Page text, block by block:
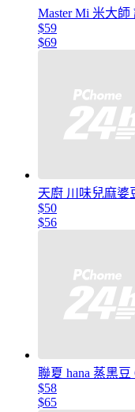
Master Mi 米大
$59
$69
天廚 川味兒麻婆
$50
$56
聯夏 hana 蒸黑豆
$58
$65